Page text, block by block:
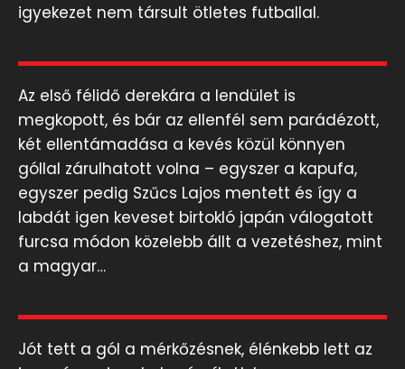
igyekezet nem társult ötletes futballal.
Az első félidő derekára a lendület is
megkopott, és bár az ellenfél sem parádézott,
két ellentámadása a kevés közül könnyen
góllal zárulhatott volna – egyszer a kapufa,
egyszer pedig Szűcs Lajos mentett és így a
labdát igen keveset birtokló japán válogatott
furcsa módon közelebb állt a vezetéshez, mint
a magyar…
Jót tett a gól a mérkőzésnek, élénkebb lett az